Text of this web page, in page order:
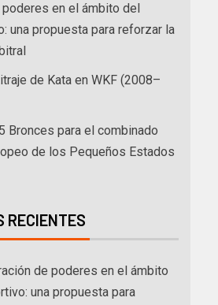
en el ámbito del
una propuesta para reforzar la
de Kata en WKF (2008–
Bronces para el combinado
de los Pequeños Estados
RECIENTES
de poderes en el ámbito
una propuesta para